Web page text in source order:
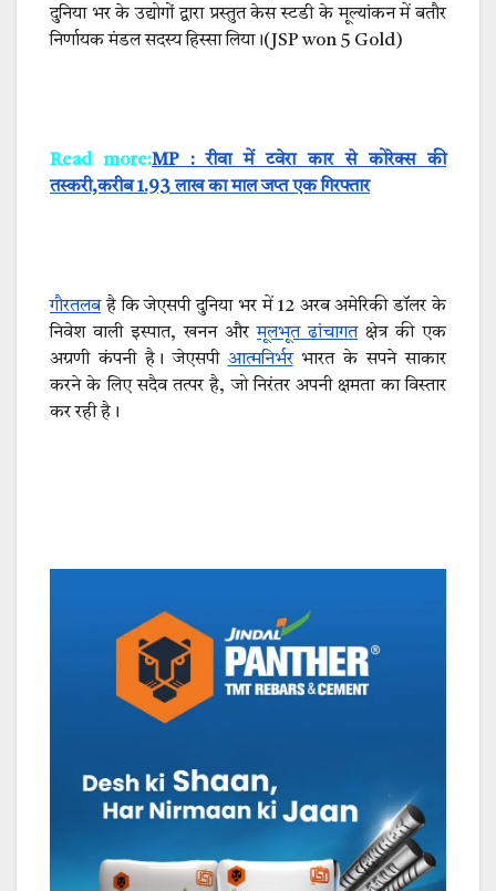
दुनिया भर के उद्योगों द्वारा प्रस्तुत केस स्टडी के मूल्यांकन में बतौर
निर्णायक मंडल सदस्य हिस्सा लिया।(JSP won 5 Gold)
Read more:MP : रीवा में टवेरा कार से कोरेक्स की
तस्करी,करीब 1.93 लाख का माल जप्त एक गिरफ्तार
गौरतलबहै कि जेएसपी दुनिया भर में 12 अरब अमेरिकी डॉलर के
निवेश वाली इस्पात, खनन औरमूलभूत ढांचागतक्षेत्र की एक
अग्रणी कंपनी है। जेएसपी आत्मनिर्भरभारत के सपने साकार
करने के लिए सदैव तत्पर है, जो निरंतर अपनी क्षमता का विस्तार
कर रही है।